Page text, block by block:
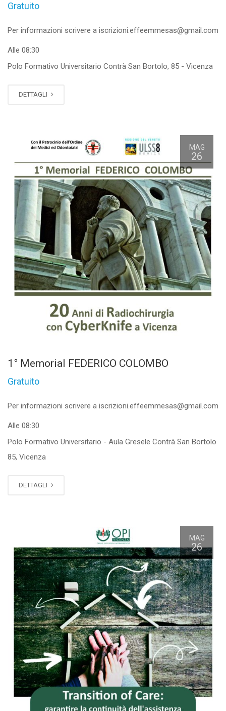
Gratuito
Per informazioni scrivere a iscrizioni.effeemmesas@gmail.com
Alle 08:30
Polo Formativo Universitario Contrà San Bortolo, 85 - Vicenza
DETTAGLI
MAG
26
1° Memorial FEDERICO COLOMBO
Gratuito
Per informazioni scrivere a iscrizioni.effeemmesas@gmail.com
Alle 08:30
Polo Formativo Universitario - Aula Gresele Contrà San Bortolo
85, Vicenza
DETTAGLI
MAG
26